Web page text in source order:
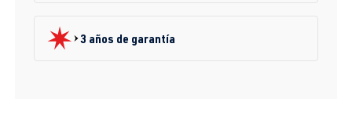
3 años de garantía